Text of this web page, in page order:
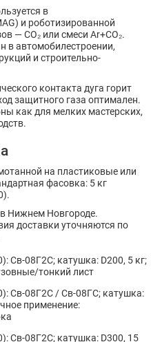
в
и роботизированной
— CO₂ или смеси Ar+CO₂.
в автомобилестроении,
и строительно-
контакта дуга горит
защитного газа оптимален.
как для мелких мастерских,
на пластиковые или
фасовка: 5 кг
Нижнем Новгороде.
доставки уточняются по
Св-08Г2С; катушка: D200, 5 кг;
тонкий лист
Св-08Г2С / Св-08ГС; катушка:
применение:
Св-08Г2С; катушка: D300, 15